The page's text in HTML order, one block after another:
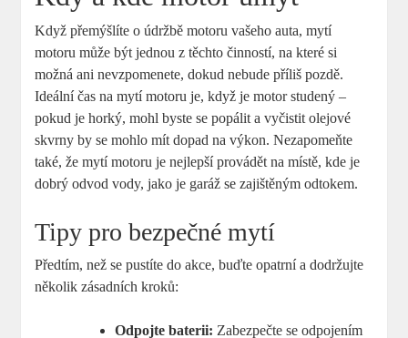
Když přemýšlíte o údržbě motoru vašeho auta, mytí
motoru může být jednou z těchto činností, na které si
možná ani nevzpomenete, dokud nebude příliš pozdě.
Ideální čas na mytí motoru je, když je motor studený –
pokud je horký, mohl byste se popálit a vyčistit olejové
skvrny by se mohlo mít dopad na výkon. Nezapomeňte
také, že mytí motoru je nejlepší provádět na místě, kde je
dobrý odvod vody, jako je garáž se zajištěným odtokem.
Tipy pro bezpečné mytí
Předtím, než se pustíte do akce, buďte opatrní a dodržujte
několik zásadních kroků:
Odpojte baterii: Zabezpečte se odpojením